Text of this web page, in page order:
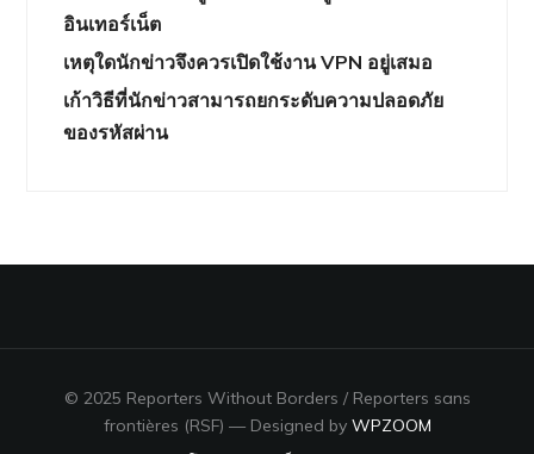
อินเทอร์เน็ต
เหตุใดนักข่าวจึงควรเปิดใช้งาน VPN อยู่เสมอ
เก้าวิธีที่นักข่าวสามารถยกระดับความปลอดภัย
ของรหัสผ่าน
© 2025 Reporters Without Borders / Reporters sans
frontières (RSF) — Designed by WPZOOM